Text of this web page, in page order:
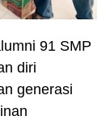
91 SMP
diri
generasi